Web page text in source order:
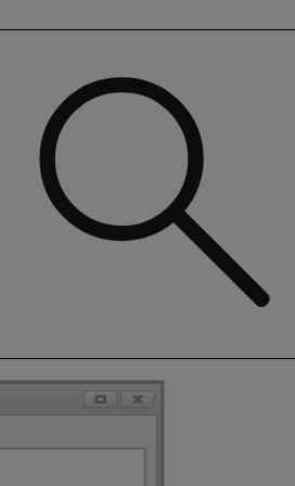
do číselníka